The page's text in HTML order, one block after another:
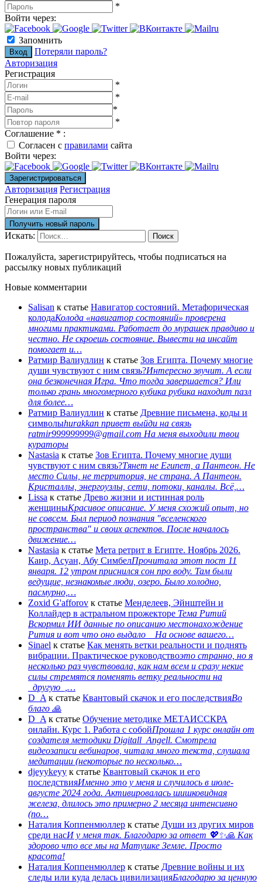
*
Войти через:
Запомнить
Потеряли пароль?
Авторизация
Регистрация
*
*
*
*
Соглашение * :
Согласен с правилами сайта
Войти через:
Авторизация Регистрация
Генерация пароля
Искать: Поиск
Пожалуйста, зарегистрируйтесь, чтобы подписаться на
рассылку новых публикаций
Новые комментарии
Salisan к статье Навигатор состояний. Метафорическая
колодаКолода «навигатор состояний» проверена
многими практиками. Работает до мурашек правдиво и
честно. Не скроешь состояние. Вывести на инсайт
помогает и…
Ратмир Валиуллин к статье Зов Египта. Почему многие
души чувствуют с ним связь?Интересно звучит. А если
она безконечная Игра. Что тогда завершается? Или
только грань многомерного кубика рубика находит пазл
для более…
Ратмир Валиуллин к статье Древние письмена, коды и
символыhurakkan привет выйди на связь
ratmir999999999@gmail.com На меня выходили твои
кураторы
Nastasia к статье Зов Египта. Почему многие души
чувствуют с ним связь?Тянет не Египет, а Пантеон. Не
место Силы, не территория, не страна. А Пантеон.
Кристаллы, энергоузлы, сети, потоки, каналы. Всё,…
Lissa к статье Древо жизни и истинная роль
женщиныКрасивое описание. У меня схожий опыт, но
не совсем. Был период познания "вселенского
пространства" и своих аспектов. После началось
движение…
Nastasia к статье Мета ретрит в Египте. Ноябрь 2026.
Каир, Асуан, Абу СимбелПрочитала этот пост 11
января. 12 утром приснился сон про воду. Там были
ведущие, незнакомые люди, озеро. Было холодно,
пасмурно,…
Zoxid G'afforov к статье Менделеев, Эйнштейн и
Коллайдер в астральном прожекторе Тема Ритий
Вскормил ИИ данные по описанию местонахождение
Рития и вот что оно выдало На основе вашего…
Sinael к статье Как менять ветки реальности и поднять
вибрации. Практическое руководствоэто странно, но я
несколько раз чувствовала, как нам всем и сразу некие
силы стремятся поменять ветку реальности на
_другую_,…
D_Aк статье Квантовый скачок и его последствияВо
благо 🙏
D_Aк статье Обучение методике МЕТАИССКРА
онлайн. Курс 1. Работа с собойПрошла 1 курс онлайн от
создателя методики Digitall_Angell. Смотрела
видеозаписи вебинаров, читала много текста, слушала
медитации (некоторые по несколько…
djeyykeyy к статье Квантовый скачок и его
последствияИменно это у меня и случилось в июле-
августе 2024 года. Активировалась шишковидная
железа, длилось это примерно 2 месяца интенсивно
(по…
Наталия Коппенмюллер к статье Души из других миров
среди насИ у меня так. Благодарю за ответ 💖✨️🙏 Как
здорово что все мы на Матушке Земле. Просто
красота!
Наталия Коппенмюллер к статье Древние войны и их
следы или куда делась цивилизацияБлагодарю за ценную